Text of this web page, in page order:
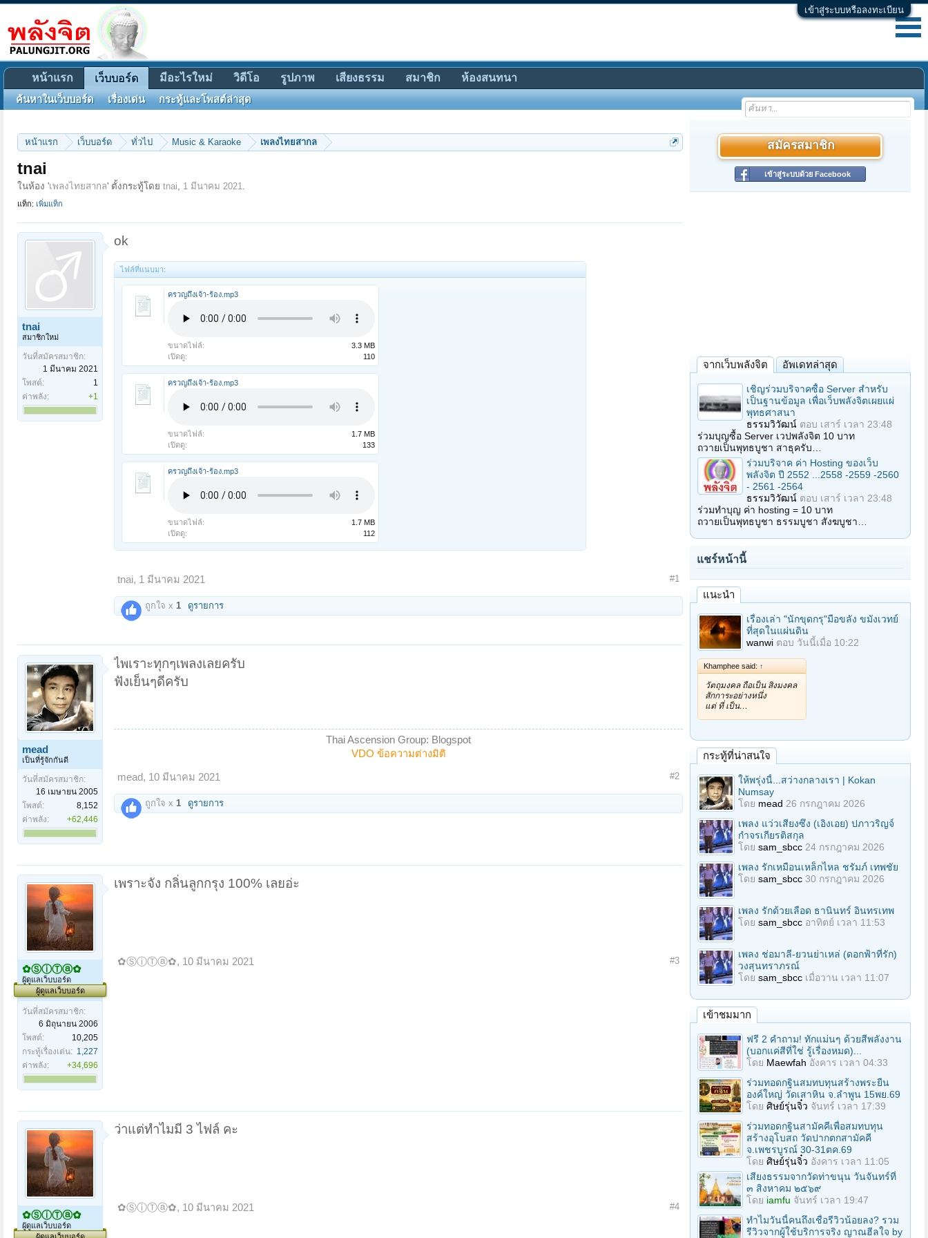
เข้าสู่ระบบหรือลงทะเบียน
หน้าแรก เว็บบอร์ด ทั่วไป Music & Karaoke เพลงไทยสากล
tnai
ในห้อง 'เพลงไทยสากล' ตั้งกระทู้โดย tnai, 1 มีนาคม 2021.
แท็ก: เพิ่มแท็ก
tnai
สมาชิกใหม่
วันที่สมัครสมาชิก:
1 มีนาคม 2021
โพสต์:
1
ค่าพลัง:
+1
ok
ไฟล์ที่แนบมา:
ครวญถึงเจ้า-ร้อง.mp3
ขนาดไฟล์:
3.3 MB
เปิดดู:
110
ครวญถึงเจ้า-ร้อง.mp3
ขนาดไฟล์:
1.7 MB
เปิดดู:
133
ครวญถึงเจ้า-ร้อง.mp3
ขนาดไฟล์:
1.7 MB
เปิดดู:
112
tnai, 1 มีนาคม 2021 #1
ถูกใจ x 1 ดูรายการ
mead
เป็นที่รู้จักกันดี
วันที่สมัครสมาชิก:
16 เมษายน 2005
โพสต์:
8,152
ค่าพลัง:
+62,446
ไพเราะทุกๆเพลงเลยครับ
ฟังเย็นๆดีครับ
Thai Ascension Group: Blogspot
VDO ข้อความต่างมิติ
mead, 10 มีนาคม 2021 #2
ถูกใจ x 1 ดูรายการ
✿ⓈⓘⓉⓐ✿
ผู้ดูแลเว็บบอร์ด
ผู้ดูแลเว็บบอร์ด
วันที่สมัครสมาชิก:
6 มิถุนายน 2006
โพสต์:
10,205
กระทู้เรื่องเด่น: 1,227
ค่าพลัง:
+34,696
เพราะจัง กลิ่นลูกกรุง 100% เลยอ่ะ
✿ⓈⓘⓉⓐ✿, 10 มีนาคม 2021 #3
✿ⓈⓘⓉⓐ✿
ผู้ดูแลเว็บบอร์ด
ว่าแต่ทำไมมี 3 ไฟล์ คะ
✿ⓈⓘⓉⓐ✿, 10 มีนาคม 2021 #4
สมัครสมาชิก
เข้าสู่ระบบด้วย Facebook
จากเว็บพลังจิต อัพเดทล่าสุด
เชิญร่วมบริจาคซื้อ Server สำหรับ
เป็นฐานข้อมูล เพื่อเว็บพลังจิตเผยแผ่
พุทธศาสนา
ธรรมวิวัฒน์ ตอบ เสาร์ เวลา 23:48
ร่วมบุญซื้อ Server เวปพลังจิต 10 บาท
ถวายเป็นพุทธบูชา สาธุครับ…
ร่วมบริจาค ค่า Hosting ของเว็บ
พลังจิต ปี 2552 ...2558 -2559 -2560
- 2561 -2564
ธรรมวิวัฒน์ ตอบ เสาร์ เวลา 23:48
ร่วมทำบุญ ค่า hosting = 10 บาท
ถวายเป็นพุทธบูชา ธรรมบูชา สังฆบูชา…
แชร์หน้านี้
แนะนำ
เรื่องเล่า "นักขุดกรุ"มือขลัง ขมังเวทย์
ที่สุดในแผ่นดิน
wanwi ตอบ วันนี้เมื่อ 10:22
Khamphee said: ↑
วัตถุมงคล ถือเป็น สิ่งมงคล
สักการะอย่างหนึ่ง
แต่ ที่ เป็น…
กระทู้ที่น่าสนใจ
ให้พรุ่งนี้...สว่างกลางเรา | Kokan
Numsay
โดย mead 26 กรกฎาคม 2026
เพลง แว่วเสียงซึง (เอิงเอย) ปภาวริญจ์
กำจรเกียรติสกุล
โดย sam_sbcc 24 กรกฎาคม 2026
เพลง รักเหมือนเหล็กไหล ชรัมภ์ เทพชัย
โดย sam_sbcc 30 กรกฎาคม 2026
เพลง รักด้วยเลือด ธานินทร์ อินทรเทพ
โดย sam_sbcc อาทิตย์ เวลา 11:53
เพลง ช่อมาลี-ยวนย่าเหล่ (ดอกฟ้าที่รัก)
วงสุนทราภรณ์
โดย sam_sbcc เมื่อวาน เวลา 11:07
เข้าชมมาก
ฟรี 2 คำถาม! ทักแม่นๆ ด้วยสีพลังงาน
(บอกแค่สีที่ใช่ รู้เรื่องหมด)...
โดย Maewfah อังคาร เวลา 04:33
ร่วมทอดกฐินสมทบทุนสร้างพระยืน
องค์ใหญ่ วัดเสาหิน จ.ลําพูน 15พย.69
โดย ศิษย์รุ่นจิ๋ว จันทร์ เวลา 17:39
ร่วมทอดกฐินสามัคคีเพื่อสมทบทุน
สร้างอุโบสถ วัดปากตกสามัคคี
จ.เพชรบูรณ์ 30-31ตค.69
โดย ศิษย์รุ่นจิ๋ว อังคาร เวลา 11:05
เสียงธรรมจากวัดท่าขนุน วันจันทร์ที่
๓ สิงหาคม ๒๕๖๙
โดย iamfu จันทร์ เวลา 19:47
ทำไมวันนี้คนถึงเชื่อรีวิวน้อยลง? รวม
รีวิวจากผู้ใช้บริการจริง ญาณฮีลใจ by
หน้าแรก เว็บบอร์ด
ค้นหาในเว็บบอร์ด เรื่องเด่น กระทู้และโพสต์ล่าสุด
มีอะไรใหม่ วิดีโอ รูปภาพ เสียงธรรม สมาชิก ห้องสนทนา